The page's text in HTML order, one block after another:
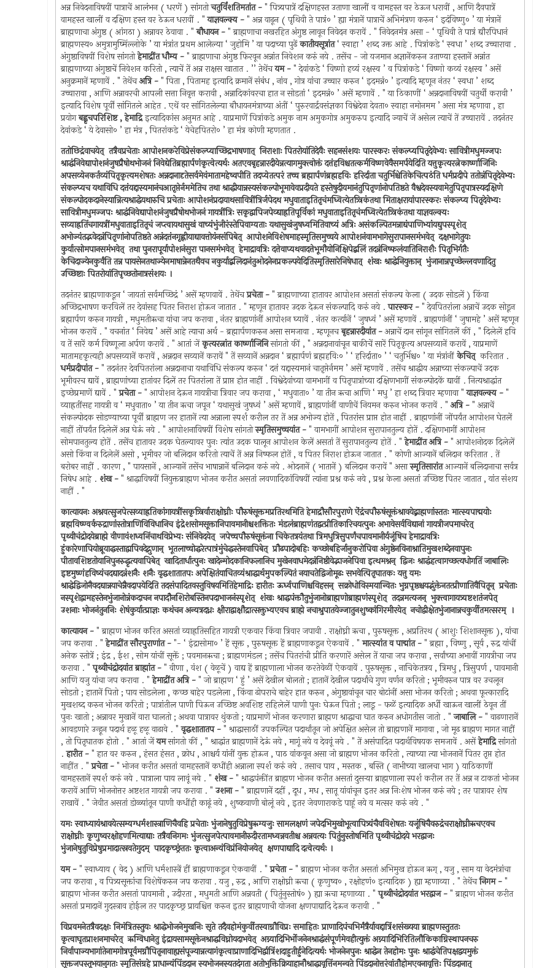
अन्न निवेदनाविषयीं पात्राचें आलंभन ( धरणें ) सांगतोचतुर्विंशतिमतांत -" पित्र्यपात्रें दक्षिणहस्त उताणा खालीं व वामहस्त वर ठेऊन धरावीं , आणि दैवपात्रें
वामहस्त खालीं व दक्षिण हस्त वर ठेऊन धरावीं . "याज्ञवल्क्य -" अन्न वाढून ( पृथिवी ते पात्रं० ’ ह्या मंत्रानें पात्राचें अभिमंत्रण करुन ‘ इदंविष्णु० ’ या मंत्रानें
ब्राह्मणाचा अंगुष्ठ ( आंगठा ) अन्नावर ठेवावा . "बौधायन -" ब्राह्मणाचा नखरहित अंगुष्ठ लावून निवेदन करावें . " निवेदनमंत्र असा - ‘ पृथिवी ते पात्रं द्यौरपिधानं
ब्राह्मणस्य० अमुत्रामुष्मिंल्लोके ’ या मंत्रांत प्रथम आलेल्या ‘ जुहोमि ’ या पदाच्या पुढेंकातीयसूत्रांत‘ स्वाहा ’ शब्द उक्त आहे . पित्रांकडे ‘ स्वधा ’ शब्द उच्चारावा .
अंगुष्ठाविषयीं विशेष सांगतोहेमाद्रींत धौम्य -" ब्राह्मणाचा अंगुष्ठ फिरवून अन्नांत निवेशन करुं नये . तसेंच - जो यजमान अज्ञानेंकरुन उताण्या हस्तानें अन्नांत
ब्राह्मणाच्या अंगुष्ठाचें निवेशन करितो , त्याचें तें अन्न राक्षस खातात . ’’ तेथेंचयम -" देवांकडे ‘ विष्णो हव्यं रक्षस्व ’ व पित्रांकडे ‘ विष्णो कव्यं रक्षस्व ’ असें
अनुक्रमानें म्हणावें . " तेथेंचअत्रि -" पिता , पितामह इत्यादि क्रमानें संबंध , नांव , गोत्र यांचा उच्चार करुन ‘ इदमन्नं० ’ इत्यादि म्हणून नंतर ‘ स्वधा ’ शब्द
उच्चारावा , आणि अन्नावरची आपली सत्ता निवृत्त करावी , अन्नादिकांवरचा हात न सोडतां ‘ इदमन्नं० ’ असें म्हणावें . " या ठिकाणीं ‘ अन्नदानाविषयीं चतुर्थी करावी ’
इत्यादि विशेष पूर्वीं सांगितले आहेत . एथें वर सांगितलेल्या बौधायनमंत्राच्या अंतीं ‘ पुरुरवार्द्रवसंज्ञका विश्वेदेवा देवता० स्वाहा नमोनमम ’ असा मंत्र म्हणावा , हा
प्रयोगबह्वृचपरिशिष्ट , हेमाद्रिइत्यादिकांस अनुमत आहे . याप्रमाणें पित्रांकडे अमुक नाम अमुकगोत्र अमुकरुप इत्यादि ज्याचें जें असेल त्याचें तें उच्चारावें . तदनंतर
देवांकडे ‘ ये देवासो० ’ हा मंत्र , पितरांकडे ‘ येचेहपितरो० ’ हा मंत्र कोणी म्हणतात .
ततोछिद्रंवाचयेत् ‍ तत्रैवप्रचेताः आपोशनकरेविप्रेसंकल्प्याच्छिद्रभाषणात् ‍ निराशाः पितरोयांतिदेवैः सहनसंशयः पारस्करः संकल्प्यपितृदेवेभ्यः सावित्रीमधुमज्जपः
श्राद्धंनिवेद्यापोशनंजुषप्रैषोथभोजनं निवेद्येतिब्रह्मार्पणंकृत्वेत्यर्थः अतएवबृहन्नारदीयेन्नत्यागमुक्त्वोक्तं दत्तंहविश्चतत्कर्मविष्णवेवैसमर्पयेदिति यत्तुकृत्यरत्नेकार्ष्णाजिनिः
अपसव्येनकर्तव्यंपितृकृत्यमशेषतः अन्नदानादृतेसर्वमेवंमातामहेष्वपीति तदप्येतत्परं तच्च ब्रह्मार्पणंब्रह्महविः हरिर्दाता चतुर्भिश्चेतिकेचित्पठंति धर्मप्रदीपे ततोन्नंपितृदेवेभ्यः
संकल्प्यच यथाविधि दत्तंयद्दास्यमानंचआतृप्तेर्नममेतिच तथा श्राद्धीयान्नस्यसंकल्पोभूमावेवप्रदीयते हस्तेषुदीयमानंतुपितृणांनोपतिष्ठते वैश्वदेवस्यवामेतुपितृपात्रस्यदक्षिणे
संकल्पोदकदानेस्यान्नित्यश्राद्धेयथारुचि प्रचेताः आपोशनंप्रदायाथसावित्रींत्रिर्जपेदथ मधुवाताइतितृचंमध्वित्येतत्र्त्रिकंतथा मिताक्षरायांपारस्करः संकल्प्य पितृदेवेभ्यः
सावित्रीमधुमज्जपः श्राद्धंनिवेद्यापोशनंजुषप्रैषोथभोजनं गायत्रींत्रिः सकृद्वापिजपेव्द्याह्रतिपूर्विकां मधुवाताइतितृचंमध्वित्येतत्र्त्रिकंतथा याज्ञवल्क्यः
सव्याह्रतिंचगायत्रींमधुवाताइतितृचं जप्त्वायथासुखं वाच्यंभुंजीरंस्तेपिवाग्यताः यथासुखंजुषध्वमितिवाच्यं अत्रिः असंकल्पितमन्नाद्यंपाणिभ्यांयद्युपस्पृशेत् ‍
अभोज्यंतद्भवेदन्नंपितृणांनोपतिष्ठते अन्नंदत्तंनगृह्णीयाद्यावत्तोयंनसंपिबेत् ‍ आपोशनेविशेषमाहस्मृतिसमुच्चये आपोशनंवामभागेसुरापानसमंभवेत् ‍ दक्षभागेतुयः
कुर्यात्सोमपानसमंभवेत् ‍ तथा पुनरापूर्यापोशनंसुरा पानसमंभवेत् ‍ हेमाद्रावत्रिः दत्तेवाप्यथवादत्तेभूमौयोनिक्षिपेद्बलिं तदन्नंनिष्फलंयातिनिराशैः पितृभिर्गतैः
केचिदाज्येनकुर्वंति तन्न पायसेनतथाज्येनमाषान्नेनतथैवच नकुर्याद्बलिदानंतुओदनेनप्रकल्पयेदितिस्मृतिसारेनिषेधात् ‍ शंखः श्राद्धेनियुक्तान् ‍ भुंजानान्नपृच्छेल्लवणादितु
उच्छिष्टाः पितरोयांतिपृच्छतोनात्रसंशयः ।
तदनंतर ब्राह्मणाकडून ‘ जायतां सर्वमच्छिद्रं ’ असें म्हणवावें . तेथेंचप्रचेता -" ब्राह्मणाच्या हातावर आपोशन असतां संकल्प केला ( उदक सोडलें ) किंवा
अच्छिद्रभाषण करविलें तर देवांसह पितर निराश होऊन जातात . " म्हणून हातावर उदक देऊन संकल्पादि करुं नये .पारस्कर -" देवपितरांला अन्नाचें उदक सोडून
ब्रह्मार्पण करुन गायत्री , मधुमतीऋचा यांचा जप करावा , नंतर ब्राह्मणांनीं आपोशन घ्यावें . नंतर कर्त्यानें ‘ जुषध्वं ’ असें म्हणावें . ब्राह्मणांनीं ‘ जुषामहे ’ असें म्हणून
भोजन करावें . " वचनांत ‘ निवेद्य ’ असें आहे त्याचा अर्थ - ब्रह्मार्पणकरुन असा समजावा . म्हणूनचबृहन्नारदीयांत -अन्नाचें दान सांगून सांगितलें कीं , " दिलेलें हवि
व तें सारें कर्म विष्णूला अर्पण करावें . " आतां जेंकृत्यरत्नांत कार्ष्णाजिनिसांगतो कीं , " अन्नदानावांचून बाकीचें सारें पितृकृत्य अपसव्यानें करावें , याप्रमाणें
मातामहकृत्यही अपसव्यानें करावें , अन्नदान सव्यानें करावें " तें सव्यानें अन्नदान ‘ ब्रह्मार्पणं ब्रह्महविः० ’ ‘ हरिर्दाता० ’ ‘ चतुर्भिश्च० ’ या मंत्रांनींकेचित् ‍ करितात .
धर्मप्रदीपांत -" तदनंतर देवपितरांला अन्नदानाचा यथाविधि संकल्प करुन ‘ दत्तं यद्दास्यमानं चातृप्तेर्नमम ’ असें म्हणावें . तसेंच श्राद्धीय अन्नाच्या संकल्पाचें उदक
भूमीवरच द्यावें , ब्राह्मणांच्या हातांवर दिलें तर पितरांला तें प्राप्त होत नाहीं . विश्वेदेवांच्या वामभागीं व पितृपात्रांच्या दक्षिणभागीं संकल्पोदकें द्यावीं . नित्यश्राद्धांत
इच्छेप्रमाणें द्यावें . "प्रचेता -" आपोशन देऊन गायत्रीचा त्रिवार जप करावा , ‘ मधुवाता० ’ या तीन ऋचा आणि ‘ मधु ’ हा शब्द त्रिवार म्हणावा "याज्ञवल्क्य -"
व्याह्रतींसह गायत्री व ‘ मधुवाता० ’ या तीन ऋचा जपून ‘ यथासुखं जुषध्वं ’ असें म्हणावें , ब्राह्मणांनीं वाणीचें नियमन करुन भोजन करावें . "अत्रि -" अन्नाचें
संकल्पोदक सोडण्याच्या पूर्वीं ब्राह्मण जर हातानें त्या अन्नाला स्पर्श करील तर तें अन्न अभोज्य होतें , पितरांस प्राप्त होत नाहीं . ब्राह्मणांनीं जोंपर्यंत आपोशन घेतलें
नाहीं तोंपर्यंत दिलेलें अन्न घेऊं नये . " आपोशनाविषयीं विशेष सांगतोस्मृतिसमुच्चयांत -" वामभागीं आपोशन सुरापानतुल्य होतें . दक्षिणभागीं आपोशन
सोमपानतुल्य होतें . तसेंच हातावर उदक घेतल्यावर पुनः त्यांत उदक घालून आपोशन केलें असतां तें सुरापानतुल्य होतें . "हेमाद्रींत अत्रि -" आपोशनोदक दिलेलें
असो किंवा न दिलेलें असो , भूमीवर जो बलिदान करितो त्याचें तें अन्न निष्फल होतें , व पितर निराश होऊन जातात . " कोणी आज्यानें बलिदान करितात . तें
बरोबर नाहीं . कारण , " पायसानें , आज्यानें तसेंच भाषान्नानें बलिदान करुं नये . ओदनानें ( भातानें ) बलिदान करावें " असास्मृतिसारांतआज्यानें बलिदानाचा सर्वत्र
निषेध आहे . शंख -" श्राद्धाविषयीं नियुक्तब्राह्मण भोजन करीत असतां लवणादिकांविषयीं त्यांना प्रश्न करुं नये , प्रश्न केला असतां उच्छिष्ट पितर जातात , यांत संशय
नाहीं . "
कात्यायनः अश्नवत्सुजपेत्सव्याह्रतिकांगायत्रींसकृत्र्त्रिर्वाराक्षोघ्नीः पौरुषंसूक्तमप्रतिरथमिति हेमाद्रौसौरपुराणे ऐंद्रंचपौरुषंसूक्तंश्रावयेद्ब्राह्मणांस्ततः मात्स्यपाद्मयोः
ब्रह्मविष्ण्वर्करुद्राणांस्तोत्राणिविविधानिच इंद्रेशसोमसूक्तानिपावमानीश्चशक्तितः मंडलंब्राह्मणंतद्वत्प्रीतिकारिचयत्पुनः अभावेसर्वविद्यानां गायत्रीजपमाचरेत् ‍
पृथ्वीचंद्रोदयेब्राह्मे वीणावंशध्वनिंचाथविप्रेभ्यः संनिवेदयेत् ‍ जपेच्चपौरुषंसूक्तंना चिकेतत्रयंतथा त्रिमधुत्रिसुपर्णंचपावमानीर्यजूंषिच हेमाद्रावत्रिः
हुंकारेणापियोब्रूयाद्धस्ताद्वापिवदेद्गुणान् ‍ भूतलाच्चोद्धरेत्पात्रंमुंचेद्धस्तेनवापिबेत् ‍ प्रौढपादोबहिः कच्छोबहिर्जानुकरोपिवा अंगुष्ठेनविनाश्नातिमुखशब्देनवापुनः
पीतावशिष्टतोयानिपुनरुद्धृत्यवापिबेत् ‍ खादितार्धात्पुनः खादेन्मोदकानिफलानिच मुखेनवाधमेदन्नंनिष्ठीवेद्भाजनेपिवा इत्थमश्नन् ‍ द्विजः श्राद्धंहत्वागच्छत्यधोगतिं जाबालिः
इष्टमुष्णंहविष्यंचदद्यादन्नंशनैः शनैः वृद्धशातातपः अपेक्षितंयाचितव्यंश्राद्धार्थमुपकल्पितं नयाचतेद्विजोमूढः सभवेत्पितृघातकः यत्तु यमः
श्राद्धेद्विजोनैवदद्यान्नयाचेन्नैवदापयेदिति तदसंपादितवस्तुविषयमितिहेमाद्रिः हारीतः ऊर्ध्वपाणिश्चविहसन् ‍ सक्रोधोविस्मयान्वितः भुग्नपृष्ठश्चयद्भुंक्तेनतत्प्रीणातिवैपितृन् ‍ प्रचेताः
नस्पृशेद्वामहस्तेनभुंजानोन्नंकदाचन नपादौनशिरोबस्तिनपदाभाजनंस्पृशेत् ‍ शंखः श्राद्धपंक्तौतुभुंजानोब्राह्मणोब्राह्मणंस्पृशेत् ‍ तदन्नमत्यजन् ‍ भुक्त्वागायत्र्यष्टशतंजपेत् ‍
उशनाः भोजनंतुननिः शेषंकुर्यात्प्राज्ञः कथंचन अन्यत्रदध्नः क्षीराद्वाक्षौद्रात्सक्तुभ्यएवच ब्राह्मे नचाश्रुपातयेज्जातुनशुष्कांगिरमीरयेत् ‍ नचोद्वीक्षेतभुंजानान्नचकुर्वीतमत्सरम् ‍ ।
कात्यायन -" ब्राह्मण भोजन करित असतां व्याह्रतिसहित गायत्री एकवार किंवा त्रिवार जपावी . राक्षोघ्नी ऋचा , पुरुषसूक्त , अप्रतिरथ ( आशुः शिशानसूक्त ), यांचा
जप करावा . "हेमाद्रींत सौरपुराणांत -"- ‘ इंद्रासोमा० ’ हें सूक्त , पुरुषसूक्त हें ब्राह्मणाकडून ऐकवावें . "मात्स्यांत व पाद्मांत -" ब्रह्मा , विष्णु , सूर्य , रुद्र यांचीं
अनेक स्तोत्रें ; इंद्र , ईश , सोम यांचीं सूक्तें ; पवमानऋचा ; ब्राह्मणमंडल ; तसेंच पितरांची प्रीति करणारें असेल तें याचा जप करावा , सर्वांच्या अभावीं गायत्रीचा जप
करावा . "पृथ्वीचंद्रोदयांत ब्राह्मांत -" वीणा , वंश ( वेळूचें ) वाद्य हें ब्राह्मणाला भोजन करतेवेळीं ऐकवावें . पुरुषसूक्त , नाचिकेतत्रय , त्रिमधु , त्रिसुपर्ण , पावमानी
आणि यजु यांचा जप करावा . "हेमाद्रींत अत्रि -" जो ब्राह्मण ‘ हुं ’ असें देखील बोलतो ; हातानें देखील पदार्थांचे गुण वर्णन करितो ; भूमीवरुन पात्र वर उचलून
सोडतो ; हातानें पितो ; पाय सोडलेला , कच्छ बाहेर पडलेला , किंवा ढोपराचे बाहेर हात करुन , अंगुष्ठावांचून चार बोटांनीं असा भोजन करितो ; अथवा फूत्कारादि
मुखशब्द करुन भोजन करितो ; पात्रांतील पाणी पिऊन उच्छिष्ट अवशिष्ट राहिलेलें पाणी पुनः घेऊन पितो ; लाडू - फळें इत्यादिक अर्धी खाऊन खालीं ठेवून तीं
पुनः खातो ; अन्नावर मुखानें वारा घालतो ; अथवा पात्रावर थुंकतो ; याप्रमाणें भोजन करणारा ब्राह्मण श्राद्धाचा घात करुन अधोगतीस जातो . "जाबालि -" वाढणारानें
आवडणारे उन्हून पदार्थ हळू हळू वाढावे . "वृद्धशातातप -" श्राद्धासाठीं उपकल्पित पदार्थांतून जो अपेक्षित असेल तो ब्राह्मणानें मागावा , जो मूढ ब्राह्मण मागत नाहीं
, तो पितृघातक होतो . " आतां जेंयमसांगतो कीं , " श्राद्धांत ब्राह्मणानें देऊं नये , मागूं नये व देववूं नये . " तें असंपादित पदार्थविषयक समजावें . असेंहेमाद्रिसांगतो
.हारीत -" हात वर करुन , हंसत हंसत , क्रोध , आश्चर्य यांनीं युक्त होऊन , पाठ वांकवून असा जो ब्राह्मण भोजन करितो , त्याच्या त्या भोजनानें पितर तृप्त होत
नाहींत . "प्रचेता -" भोजन करीत असतां वामहस्तानें कधींही अन्नाला स्पर्श करुं नये . तसाच पाय , मस्तक , बस्ति ( नाभीच्या खालचा भाग ) याठिकाणीं
वामहस्तानें स्पर्श करुं नये . पात्राला पाय लावूं नये . " शंख -" श्राद्धपंक्तींत ब्राह्मण भोजन करीत असतां दुसर्‍या ब्राह्मणाला स्पर्श करील तर तें अन्न न टाकतां भोजन
करावें आणि भोजनोत्तर अष्टशत गायत्री जप करावा . "उशना -" ब्राह्मणानें दहीं , दूध , मध , सातू यांवांचून इतर अन्न निःशेष भोजन करुं नये ; तर पात्रावर शेष
राखावें . " जेवीत असतां डोळ्यांतून पाणी कधींही काढूं नये , शुष्कवाणी बोलूं नये , इतर जेवणाराकडे पाहूं नये व मत्सर करुं नये . "
यमः स्वाध्यायंश्रावयेत्सम्यग्धर्मशास्त्राणिचैवहि प्रचेताः भुंजानेषुतुविप्रेषुऋग्यजुः सामलक्षणं जपेदभिमुखोभूत्वापित्र्यंचैवविशेषतः यजूंषिचैवरुद्रंचराक्षोघ्नीऋचएवच
राक्षोघ्नीः कृणुष्वरक्षोहणमित्याद्याः तत्रैवनिगमः भुंजत्सुजपेत्पावमानीरुदीरतामध्वन्नवतीश्च अन्नवत्यः पितुंनुस्तोषमिति पृथ्वीचंद्रोदये भरद्वाजः
भुंजानेषुतुविप्रेषुप्रमादात्स्रवतेगुदम् ‍ पादकृच्छ्रंततः कृत्वाअन्यंविप्रंनियोजयेत् ‍ क्षणपाद्यादि दत्वेत्यर्थः ।
यम -" स्वाध्याय ( वेद ) आणि धर्मशास्त्रें हीं ब्राह्मणाकडून ऐकवावीं . "प्रचेता -" ब्राह्मण भोजन करीत असतां अभिमुख होऊन ऋग् ‍, यजु , साम या वेदमंत्रांचा
जप करावा , व पित्र्यसूक्तांचा विशेषेंकरुन जप करावा . यजु , रुद्र , आणि राक्षोघ्नी ऋचा ( कृणुष्व० , रक्षोहणं० इत्यादिक ) ह्या म्हणाव्या . " तेथेंचनिगम -"
ब्राह्मण भोजन करीत असतां पावमानी , उदीरता , मधुमती आणि अन्नवती ( पितुंनुस्तोषं० ) ह्या ऋचा म्हणाव्या . "पृथ्वीचंद्रोदयांत भरद्वाज -" ब्राह्मण भोजन करीत
असतां प्रमादानें गुदस्त्राव होईल तर पादकृच्छ्र प्रायश्चित्त करुन इतर ब्राह्मणाची योजना क्षणपाद्यादि देऊन करावी . "
विप्रवमनेतत्रैवदक्षः निमंत्रितस्तुयः श्राद्धेभोजनेमुखनिः सृते तदैवहोमंकुर्वीतस्वाग्नौविप्रः समाहितः प्राणादिपंचभिर्मंत्रैर्यावद्दात्रिंशसंख्यया ब्राह्मणस्तुततः
कृत्वाघृतप्राशनमाचरेत् ‍ ऋग्विधानेतु इंद्रायसामसूक्तेनश्राद्धविघ्नोयदाभवेत् ‍ अग्न्यादिभिर्भोजनेनश्राद्धंसंपूर्णमेवहीत्युक्तं अग्न्यादिभिरितिलौकिकाग्निस्थापनचरु
निर्वापाज्यभागांतेनामगोत्रपूर्वमग्नौपितृनावाह्यसंपूज्यान्नत्यागंकृत्वाप्राणादिभिर्द्वात्रिंशदाहुतीर्हुनेदित्यर्थः भोजनेनपुनः श्राद्धेन तेनहोमः पुनः श्राद्धंचेतिपक्षद्वयमुक्तं
सूक्तजपस्तूभयानुगतः स्मृतिसंग्रहे प्राधान्यंपिंडदान स्यभोजनस्यतदंगता अतोभुक्तिक्रियाहानौश्राद्धावृत्तिंनमन्वते पिंडदानोत्तरंवांतौहोमएवनावृत्तिः पिंडदानात् ‍